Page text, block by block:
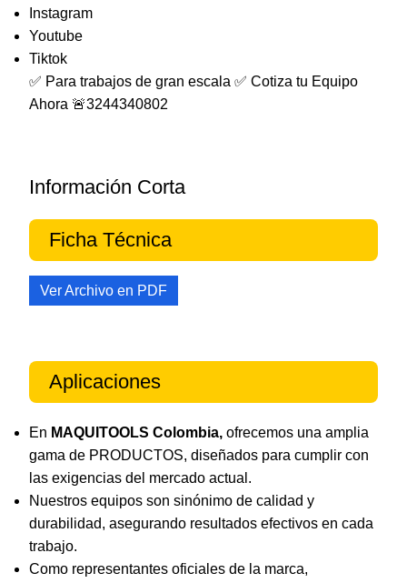
Instagram
Youtube
Tiktok
✅ Para trabajos de gran escala ✅ Cotiza tu Equipo
Ahora 🚨3244340802
Información Corta
Ficha Técnica
Ver Archivo en PDF
Aplicaciones
En MAQUITOOLS Colombia, ofrecemos una amplia
gama de PRODUCTOS, diseñados para cumplir con
las exigencias del mercado actual.
Nuestros equipos son sinónimo de calidad y
durabilidad, asegurando resultados efectivos en cada
trabajo.
Como representantes oficiales de la marca,